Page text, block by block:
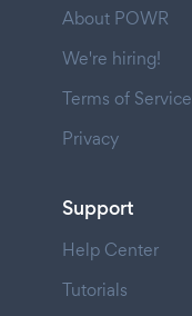
About POWR
We're hiring!
Terms of Service
Privacy
Support
Help Center
Tutorials